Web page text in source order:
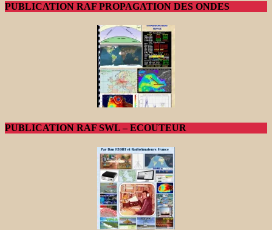
PUBLICATION RAF PROPAGATION DES ONDES
PUBLICATION RAF SWL – ECOUTEUR